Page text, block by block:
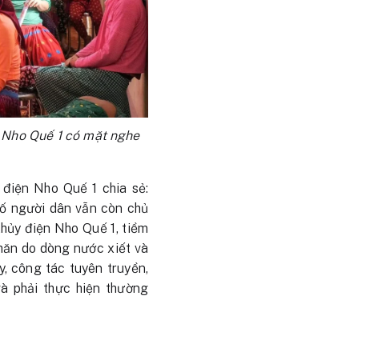
Quế 1 có mặt nghe
Nho Quế 1 chia sẻ:
người dân vẫn còn chủ
điện Nho Quế 1, tiềm
do dòng nước xiết và
công tác tuyên truyền,
phải thực hiện thường